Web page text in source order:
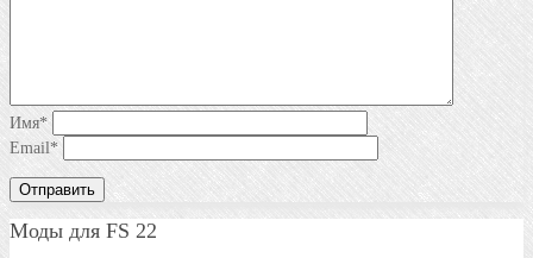
Имя*
Email*
Моды для FS 22